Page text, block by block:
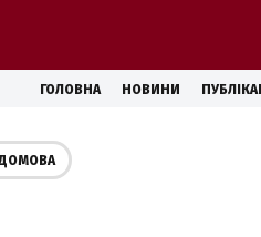
ГОЛОВНА НОВИНИ